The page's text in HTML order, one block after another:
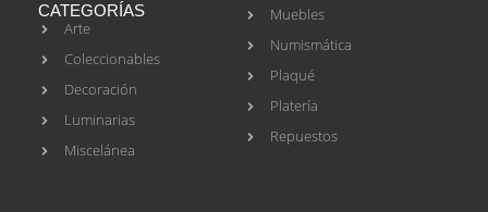
CATEGORÍAS
Arte
Coleccionables
Decoración
Luminarias
Miscelánea
Muebles
Numismática
Plaqué
Platería
Repuestos